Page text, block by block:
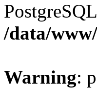
/data/
Warning: